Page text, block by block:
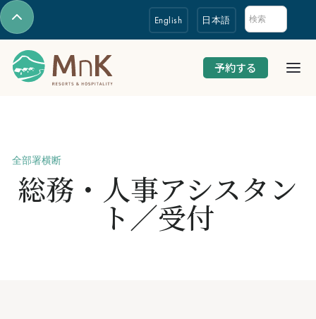
English 日本語
予約する
全部署横断
総務・人事アシスタン
ト／受付